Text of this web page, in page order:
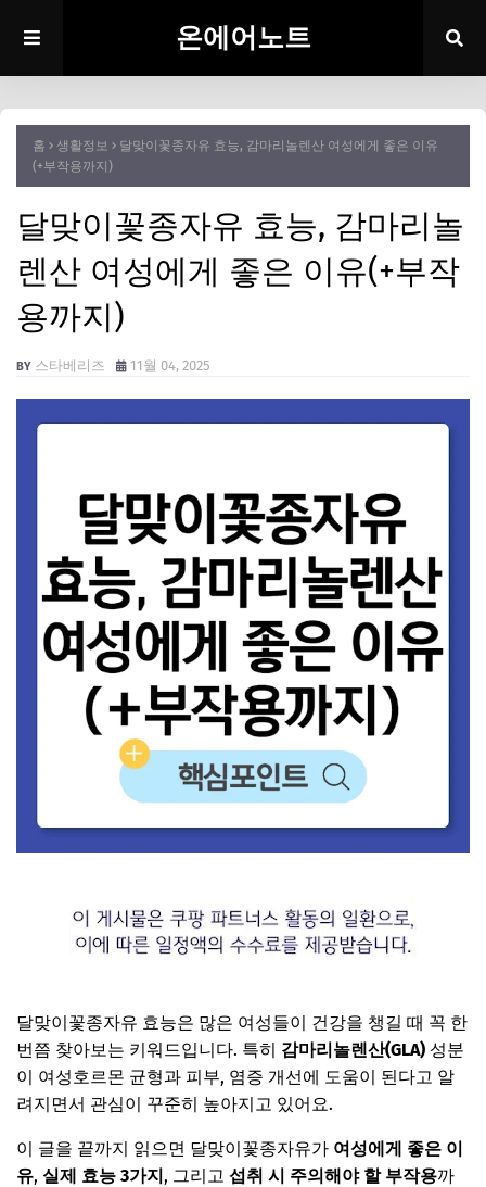
온에어노트
홈 생활정보
달맞이꽃종자유 효능, 감마리놀렌산 여성에게 좋은 이유
(+부작용까지)
달맞이꽃종자유 효능, 감마리놀
렌산 여성에게 좋은 이유(+부작
용까지)
스타베리즈 11월 04, 2025
달맞이꽃종자유 효능은 많은 여성들이 건강을 챙길 때 꼭 한
번쯤 찾아보는 키워드입니다. 특히 감마리놀렌산(GLA) 성분
이 여성호르몬 균형과 피부, 염증 개선에 도움이 된다고 알
려지면서 관심이 꾸준히 높아지고 있어요.
이 글을 끝까지 읽으면 달맞이꽃종자유가 여성에게 좋은 이
유, 실제 효능 3가지, 그리고 섭취 시 주의해야 할 부작용까